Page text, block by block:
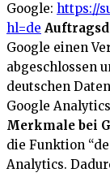
Google: https://
hl=de
Google einen
abgeschlossen
deutschen
Google
Merkmale bei
die Funktion
Analytics.